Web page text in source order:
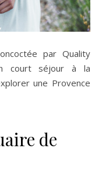
par Quality
court séjour à la
une Provence
de